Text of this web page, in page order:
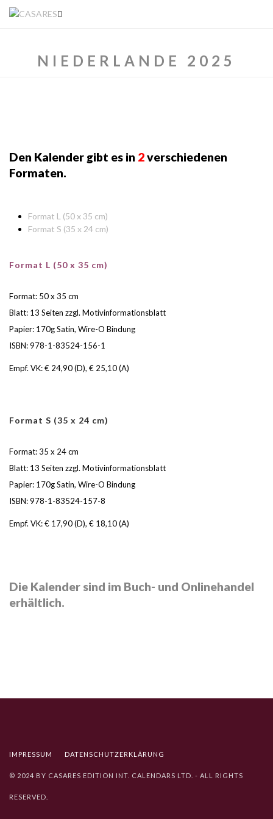
NIEDERLANDE 2025
Den Kalender gibt es in 2verschiedenen
Formaten.
Format L (50 x 35 cm)
Format S (35 x 24 cm)
Format L (50 x 35 cm)
Format: 50 x 35 cm
Blatt: 13 Seiten zzgl. Motivinformationsblatt
Papier: 170g Satin, Wire-O Bindung
ISBN: 978-1-83524-156-1
Empf. VK: € 24,90 (D), € 25,10 (A)
Format S (35 x 24 cm)
Format: 35 x 24 cm
Blatt: 13 Seiten zzgl. Motivinformationsblatt
Papier: 170g Satin, Wire-O Bindung
ISBN: 978-1-83524-157-8
Empf. VK: € 17,90 (D), € 18,10 (A)
Die Kalender sind im Buch- und Onlinehandel
erhältlich.
IMPRESSUM DATENSCHUTZ­ERKLÄRUNG
© 2024 BY CASARES EDITION INT. CALENDARS LTD. - ALL RIGHTS
RESERVED.